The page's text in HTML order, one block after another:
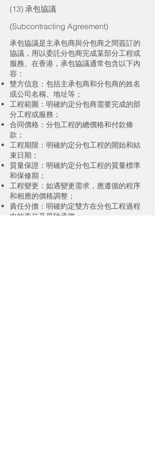
(13) 承包協議
(Subcontracting Agreement)
承包協議是主承包商與分包商之間簽訂的
協議，用以委託分包商完成某部分工程或
服務。在香港，承包協議通常包含以下內
容：
雙方信息：包括主承包商和分包商的姓名
或公司名稱、地址等；
工程範圍：明確約定分包商需要完成的部
分工程或服務；
合同價格：分包工程的總價格和付款條
款；
工程期限：明確約定分包工程的開始和結
束日期；
質量保證：明確約定分包工程的質量標準
和保修期；
工程變更：如遇變更需求，應遵循的程序
和相應的價格調整；
責任分擔：明確約定雙方在分包工程過程
中的責任及風險承擔；